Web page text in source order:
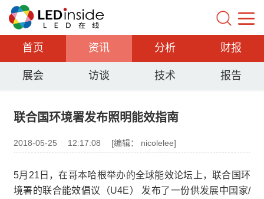
首页 资讯 分析 财报
展会 访谈 技术 报告
联合国环境署发布照明能效指南
2018-05-25 12:17:08 [编辑： nicolelee]
5月21日，在哥本哈根举办的全球能效论坛上，联合国环
境署的联合能效倡议（U4E） 发布了一份供发展中国家/